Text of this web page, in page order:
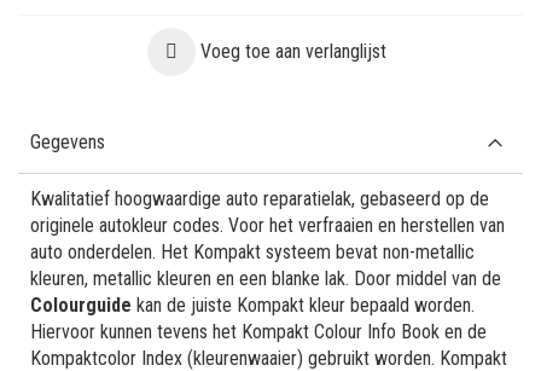
Voeg toe aan verlanglijst
Gegevens
Kwalitatief hoogwaardige auto reparatielak, gebaseerd op de
originele autokleur codes. Voor het verfraaien en herstellen van
auto onderdelen. Het Kompakt systeem bevat non-metallic
kleuren, metallic kleuren en een blanke lak. Door middel van de
Colourguide kan de juiste Kompakt kleur bepaald worden.
Hiervoor kunnen tevens het Kompakt Colour Info Book en de
Kompaktcolor Index (kleurenwaaier) gebruikt worden. Kompakt